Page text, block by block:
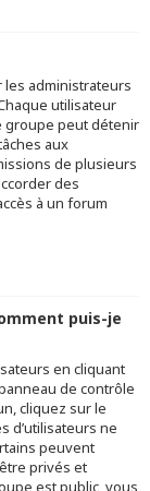
les administrateurs
utilisateur
groupe peut détenir
aux
de plusieurs
des
à un forum
puis-je
en cliquant
de contrôle
cliquez sur le
d’utilisateurs ne
peuvent
privés et
est public, vous